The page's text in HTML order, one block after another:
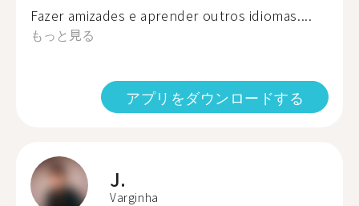
Fazer amizades e aprender outros idiomas....
もっと見る
アプリをダウンロードする
J.
Varginha